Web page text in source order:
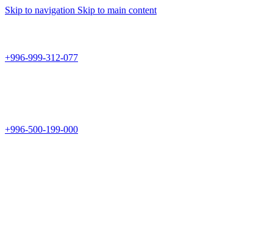
Skip to navigation Skip to main content
+996-999-312-077
+996-500-199-000